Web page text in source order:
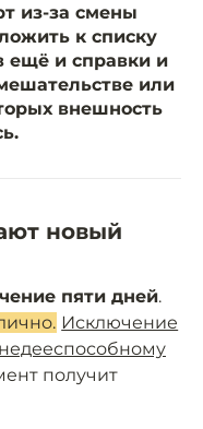
из-за смены
к списку
ещё и справки и
или
внешность
новый
пяти дней.
Исключение
недееспособному
получит